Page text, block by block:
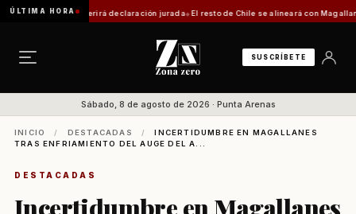
ÚLTIMA HORA
trámite requerirá declaración jurada El resto de Chile se alineará con Magallanes:
SUSCRÍBETE
Sábado, 8 de agosto de 2026 · Punta Arenas
INICIO / DESTACADAS /
INCERTIDUMBRE EN MAGALLANES
TRAS ENFRIAMIENTO DEL AUGE DEL A...
DESTACADAS
Incertidumbre en Magallanes